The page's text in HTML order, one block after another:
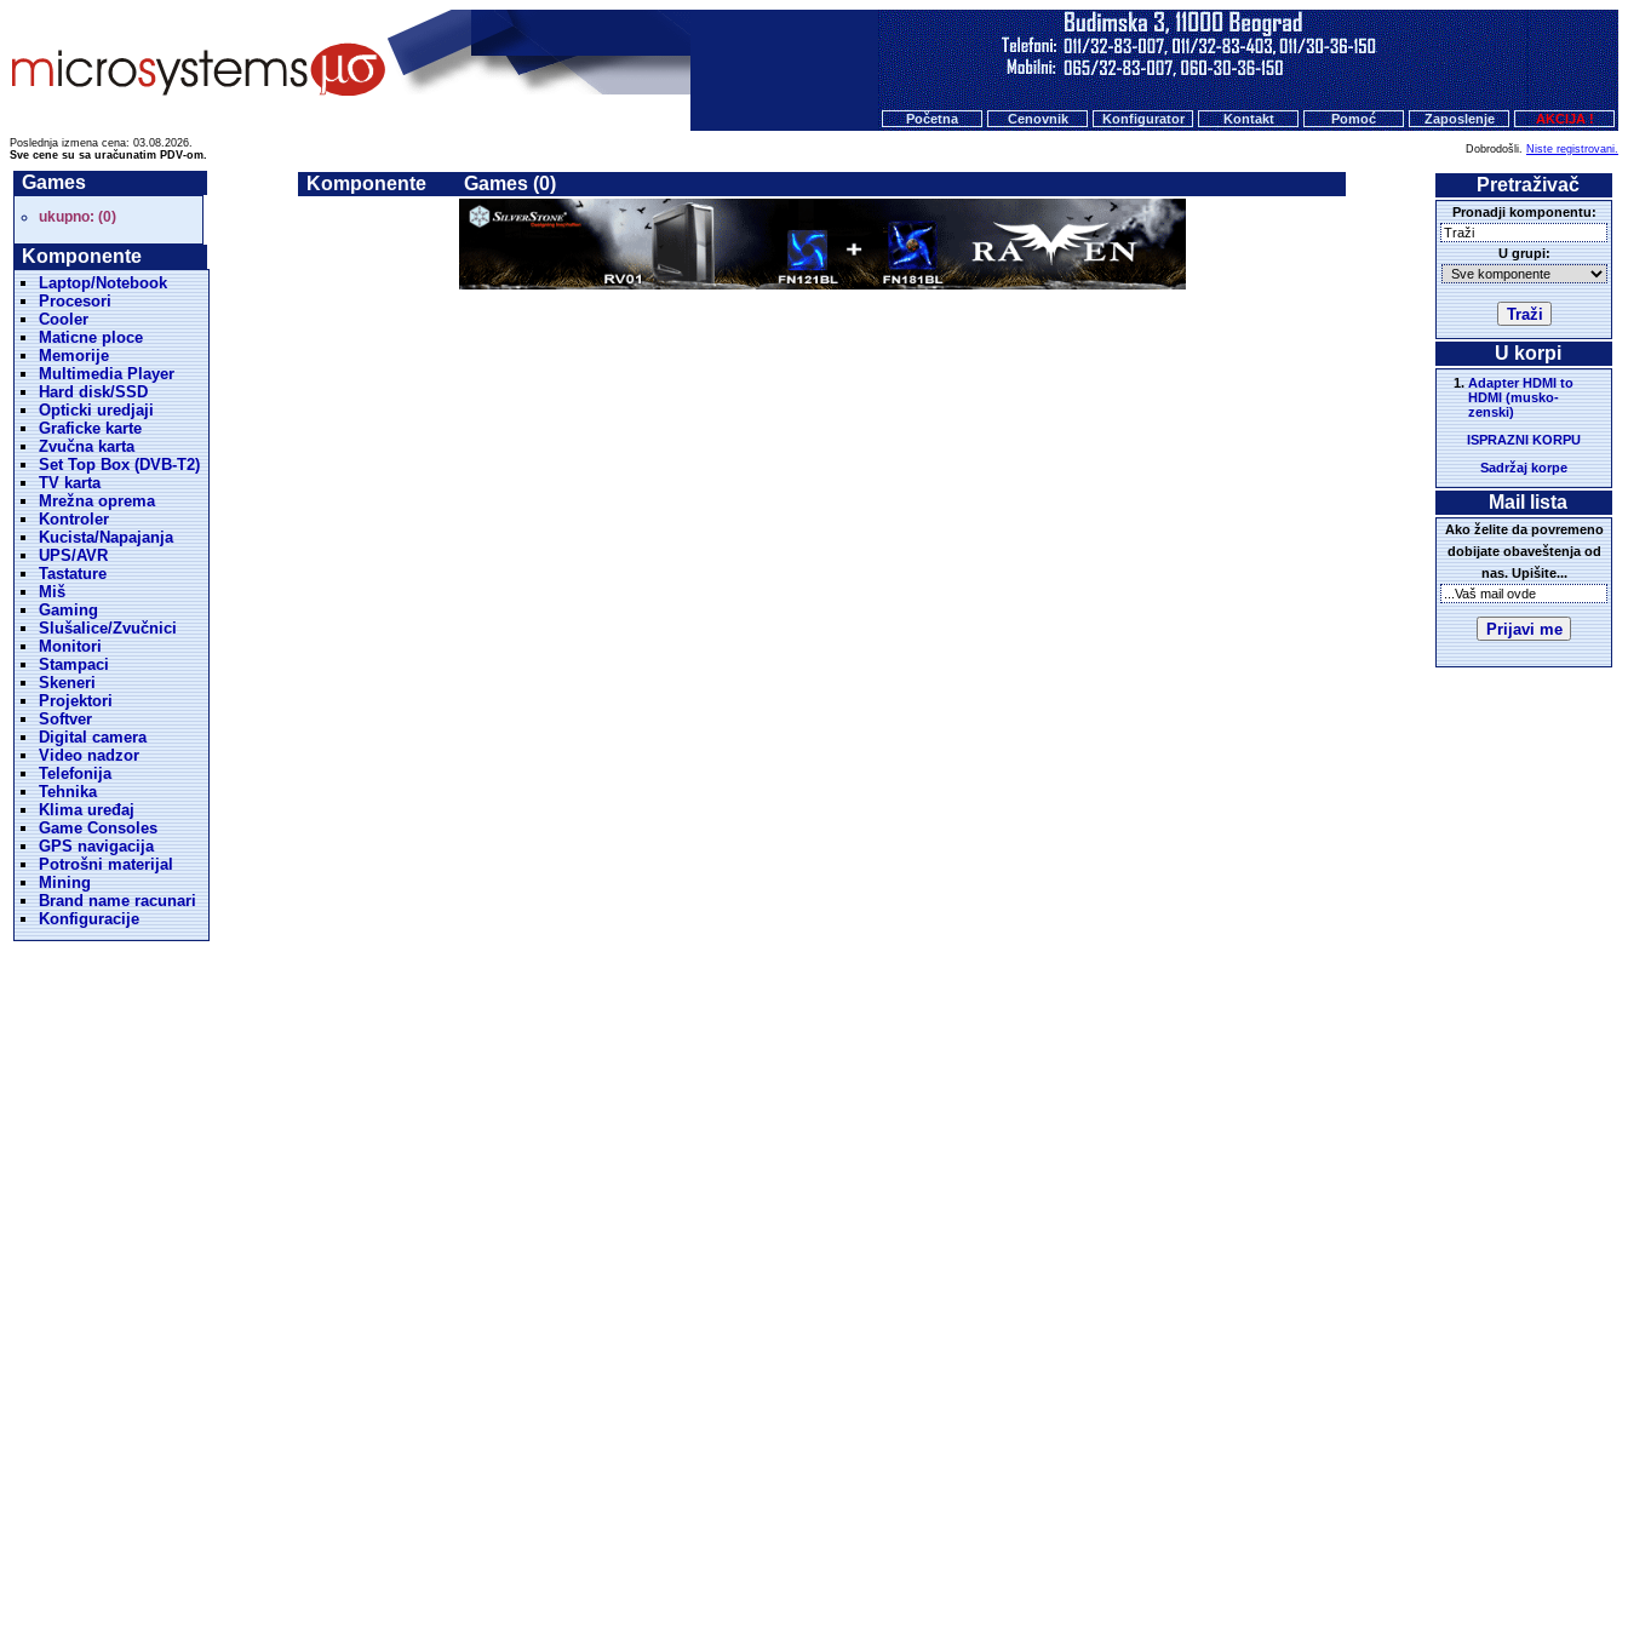
Početna Cenovnik Konfigurator Kontakt Pomoć Zaposlenje AKCIJA !
Poslednja izmena cena: 03.08.2026.
Sve cene su sa uračunatim PDV-om.
Dobrodošli. Niste registrovani.
Games
ukupno: (0)
Komponente
Laptop/Notebook
Procesori
Cooler
Maticne ploce
Memorije
Multimedia Player
Hard disk/SSD
Opticki uredjaji
Graficke karte
Zvučna karta
Set Top Box (DVB-T2)
TV karta
Mrežna oprema
Kontroler
Kucista/Napajanja
UPS/AVR
Tastature
Miš
Gaming
Slušalice/Zvučnici
Monitori
Stampaci
Skeneri
Projektori
Softver
Digital camera
Video nadzor
Telefonija
Tehnika
Klima uređaj
Game Consoles
GPS navigacija
Potrošni materijal
Mining
Brand name racunari
Konfiguracije
Komponente Games (0) Pretraživač
Pronadji komponentu:
U grupi:
U korpi
Adapter HDMI to
HDMI (musko-
zenski)
ISPRAZNI KORPU
Sadržaj korpe
Mail lista
Ako želite da povremeno
dobijate obaveštenja od
nas. Upišite...